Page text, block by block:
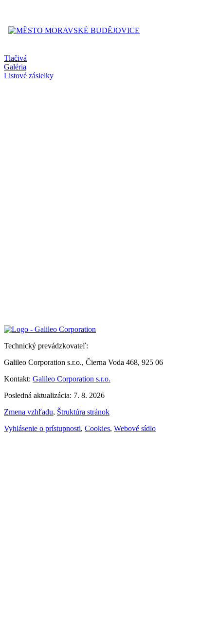
Tlačivá
Galéria
Listové zásielky
Technický prevádzkovateľ:
Galileo Corporation s.r.o., Čierna Voda 468, 925 06
Kontakt: Galileo Corporation s.r.o.
Posledná aktualizácia: 7. 8. 2026
Zmena vzhľadu, Štruktúra stránok
Vyhlásenie o prístupnosti, Cookies, Webové sídlo